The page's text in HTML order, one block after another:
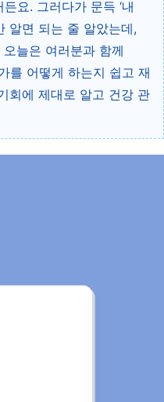
요. 그러다가 문득 ‘내
알면 되는 줄 알았는데,
늘은 여러분과 함께
를 어떻게 하는지 쉽고 재
회에 제대로 알고 건강 관